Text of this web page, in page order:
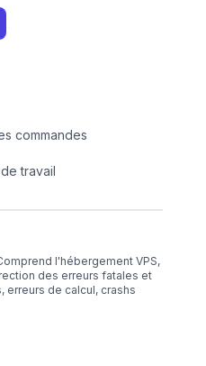
commandes
travail
l'hébergement VPS,
des erreurs fatales et
erreurs de calcul, crashs